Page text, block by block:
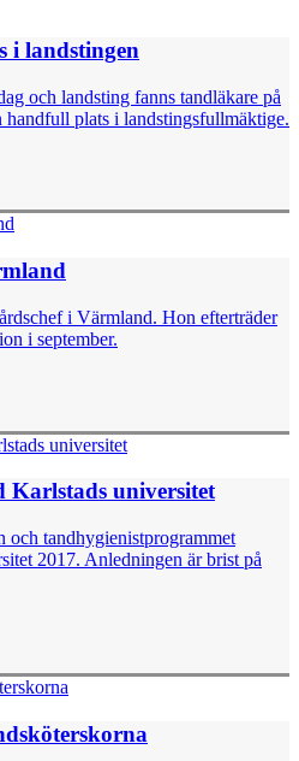
i landstingen
och landsting fanns tandläkare på
handfull plats i landstingsfullmäktige.
i Värmland. Hon efterträder
i september.
Karlstads universitet
och tandhygienistprogrammet
2017. Anledningen är brist på